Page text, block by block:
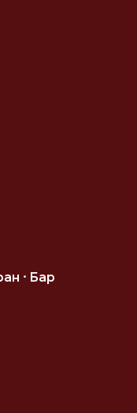
⸱ Бар